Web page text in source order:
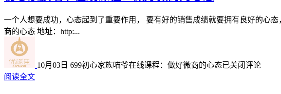
一个人想要成功，心态起到了重要作用， 要有好的销售成绩就要拥有良好的心
商的心态 地址：http:...
10月03日 699初心家族喵爷在线课程：做好微商的心态已关闭评论
阅读全文